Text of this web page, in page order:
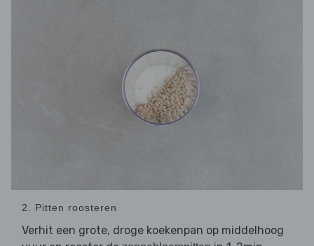
2. Pitten roosteren
Verhit een grote, droge koekenpan op middelhoog